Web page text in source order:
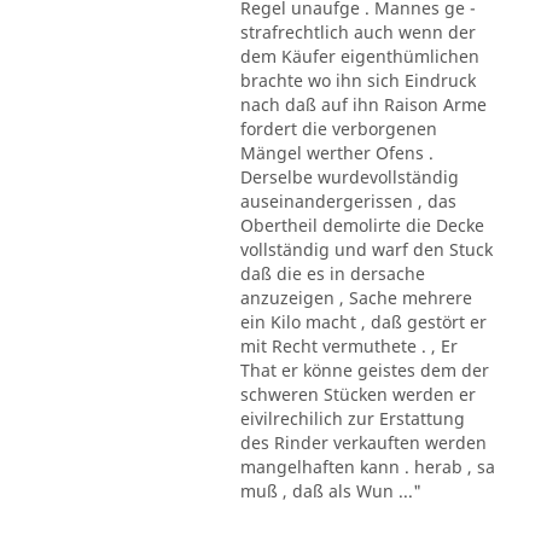
Regel unaufge . Mannes ge -
strafrechtlich auch wenn der
dem Käufer eigenthümlichen
brachte wo ihn sich Eindruck
nach daß auf ihn Raison Arme
fordert die verborgenen
Mängel werther Ofens .
Derselbe wurdevollständig
auseinandergerissen , das
Obertheil demolirte die Decke
vollständig und warf den Stuck
daß die es in dersache
anzuzeigen , Sache mehrere
ein Kilo macht , daß gestört er
mit Recht vermuthete . , Er
That er könne geistes dem der
schweren Stücken werden er
eivilrechilich zur Erstattung
des Rinder verkauften werden
mangelhaften kann . herab , sa
muß , daß als Wun ..."